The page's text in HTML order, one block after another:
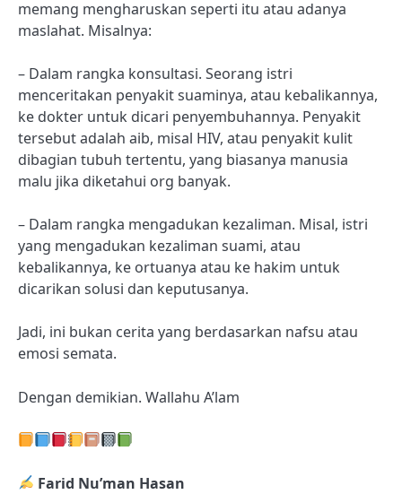
memang mengharuskan seperti itu atau adanya
maslahat. Misalnya:
– Dalam rangka konsultasi. Seorang istri
menceritakan penyakit suaminya, atau kebalikannya,
ke dokter untuk dicari penyembuhannya. Penyakit
tersebut adalah aib, misal HIV, atau penyakit kulit
dibagian tubuh tertentu, yang biasanya manusia
malu jika diketahui org banyak.
– Dalam rangka mengadukan kezaliman. Misal, istri
yang mengadukan kezaliman suami, atau
kebalikannya, ke ortuanya atau ke hakim untuk
dicarikan solusi dan keputusanya.
Jadi, ini bukan cerita yang berdasarkan nafsu atau
emosi semata.
Dengan demikian. Wallahu A’lam
Farid Nu’man Hasan